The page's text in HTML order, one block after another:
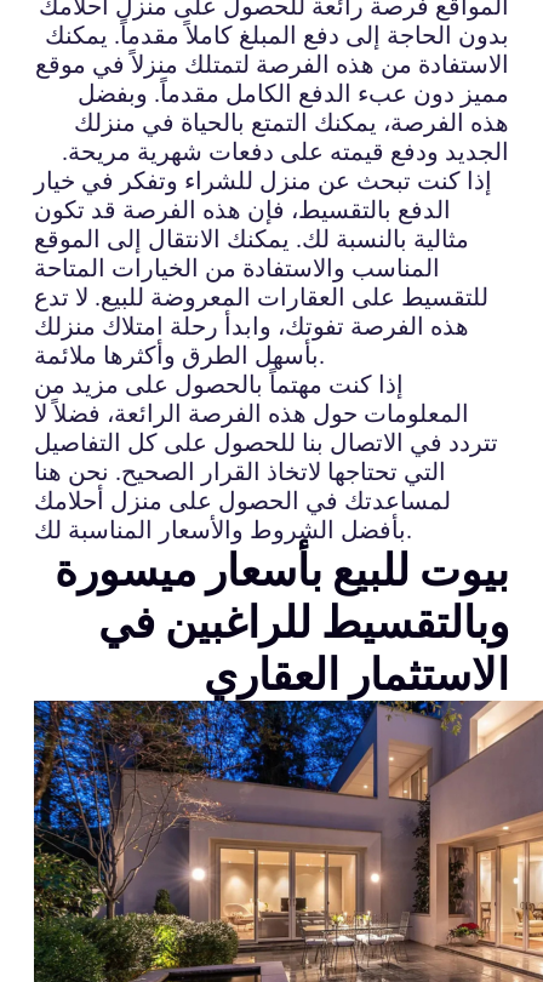
المواقع فرصة رائعة للحصول على منزل أحلامك
بدون الحاجة إلى دفع المبلغ كاملاً مقدماً. يمكنك
الاستفادة من هذه الفرصة لتمتلك منزلاً في موقع
مميز دون عبء الدفع الكامل مقدماً. وبفضل
هذه الفرصة، يمكنك التمتع بالحياة في منزلك
الجديد ودفع قيمته على دفعات شهرية مريحة.
إذا كنت تبحث عن منزل للشراء وتفكر في خيار
الدفع بالتقسيط، فإن هذه الفرصة قد تكون
مثالية بالنسبة لك. يمكنك الانتقال إلى الموقع
المناسب والاستفادة من الخيارات المتاحة
للتقسيط على العقارات المعروضة للبيع. لا تدع
هذه الفرصة تفوتك، وابدأ رحلة امتلاك منزلك
بأسهل الطرق وأكثرها ملائمة.
إذا كنت مهتماً بالحصول على مزيد من
المعلومات حول هذه الفرصة الرائعة، فضلاً لا
تتردد في الاتصال بنا للحصول على كل التفاصيل
التي تحتاجها لاتخاذ القرار الصحيح. نحن هنا
لمساعدتك في الحصول على منزل أحلامك
بأفضل الشروط والأسعار المناسبة لك.
بيوت للبيع بأسعار ميسورة
وبالتقسيط للراغبين في
الاستثمار العقاري